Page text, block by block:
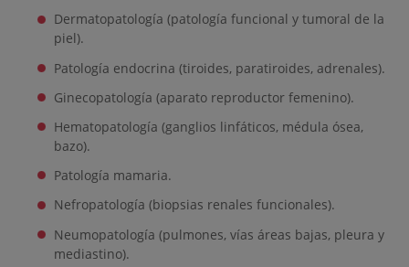
Dermatopatología (patología funcional y tumoral de la
piel).
Patología endocrina (tiroides, paratiroides, adrenales).
Ginecopatología (aparato reproductor femenino).
Hematopatología (ganglios linfáticos, médula ósea,
bazo).
Patología mamaria.
Nefropatología (biopsias renales funcionales).
Neumopatología (pulmones, vías áreas bajas, pleura y
mediastino).